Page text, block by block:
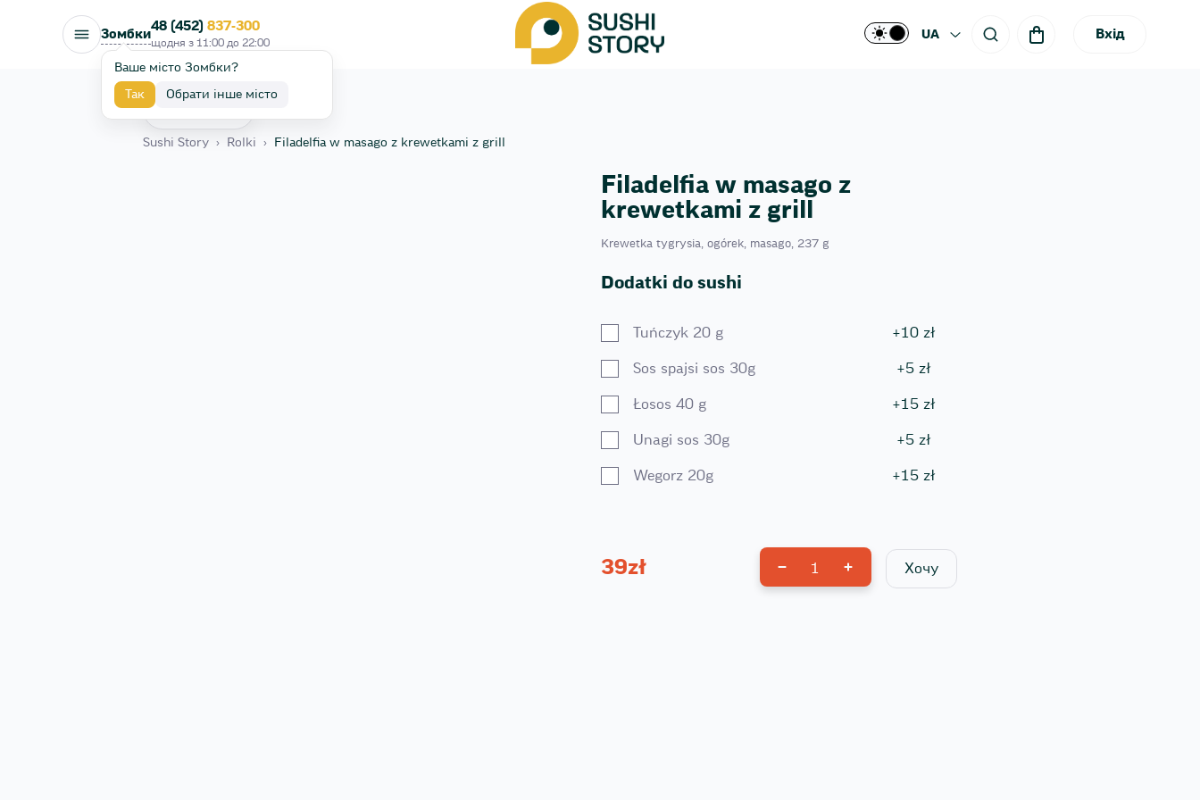
Зомбки
Ваше місто Зомбки?
Так Обрати інше місто
48 (452) 837-300
щодня з 11:00 до 22:00
UA Вхід
Sushi Story › Rolki › Filadelfia w masago z krewetkami z grill
Filadelfia w masago z
krewetkami z grill
Krewetka tygrysia, ogórek, masago, 237 g
Dodatki do sushi
Tuńczyk 20 g +10 zł
Sos spajsi sos 30g +5 zł
Łosos 40 g +15 zł
Unagi sos 30g +5 zł
Wegorz 20g +15 zł
39zł 1 Хочу